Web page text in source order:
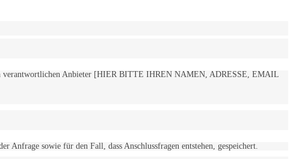
verantwortlichen Anbieter [HIER BITTE IHREN NAMEN, ADRESSE, EMAIL
sowie für den Fall, dass Anschlussfragen entstehen, gespeichert.